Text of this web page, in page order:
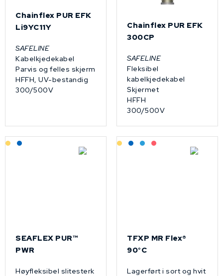
Chainflex PUR EFK
Li9YC11Y
SAFELINE
Kabelkjedekabel
Parvis og felles skjerm
HFFH, UV-bestandig
300/500V
Chainflex PUR EFK
300CP
SAFELINE
Fleksibel
kabelkjedekabel
Skjermet
HFFH
300/500V
Lagerført: Grossist
SEAFLEX PUR™
PWR
Høyfleksibel slitesterk
Lagerført: Grossist
Lagerført: NEK Kabel
Bestilling: 2-3 uker
TFXP MR Flex®
90°C
Lagerført i sort og hvit